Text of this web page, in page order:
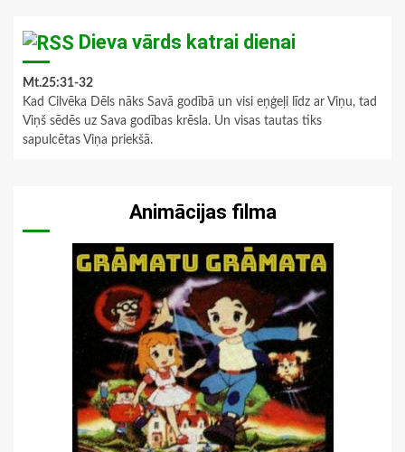
Dieva vārds katrai dienai
Mt.25:31-32
Kad Cilvēka Dēls nāks Savā godībā un visi eņģeļi līdz ar Viņu, tad
Viņš sēdēs uz Sava godības krēsla. Un visas tautas tiks
sapulcētas Viņa priekšā.
Animācijas filma